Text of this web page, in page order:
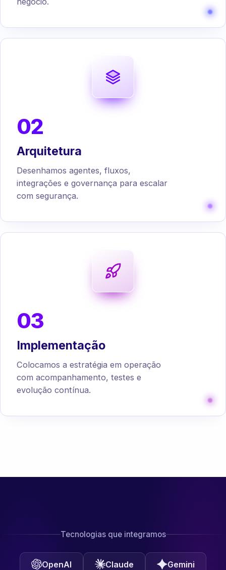
02
Arquitetura
Desenhamos agentes, fluxos,
integrações e governança para escalar
com segurança.
03
Implementação
Colocamos a estratégia em operação
com acompanhamento, testes e
evolução contínua.
Tecnologias que integramos
OpenAI Claude Gemini